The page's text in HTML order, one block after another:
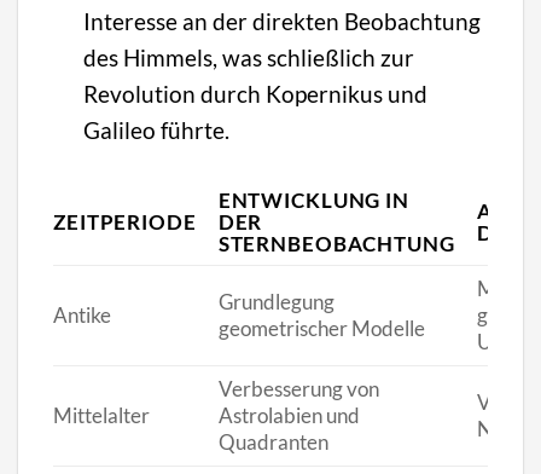
Interesse an der direkten Beobachtung
des Himmels, was schließlich zur
Revolution durch Kopernikus und
Galileo führte.
ZEITPERIODE
ENTWICKLUNG IN
DER
STERNBEOBACHTUNG
DIE
Antike
Grundlegung
geometrischer Modelle
Mittelalter
Verbesserung von
Astrolabien und
Quadranten